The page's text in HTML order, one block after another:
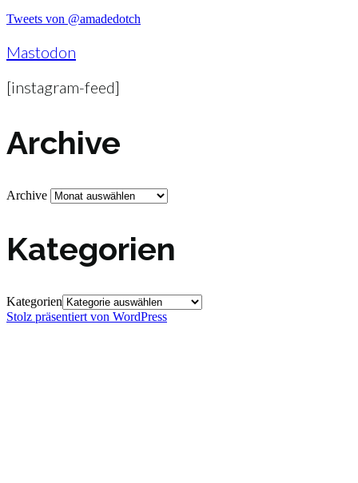
Tweets von @amadedotch
Mastodon
[instagram-feed]
Archive
Archive
Kategorien
Kategorien
Stolz präsentiert von WordPress